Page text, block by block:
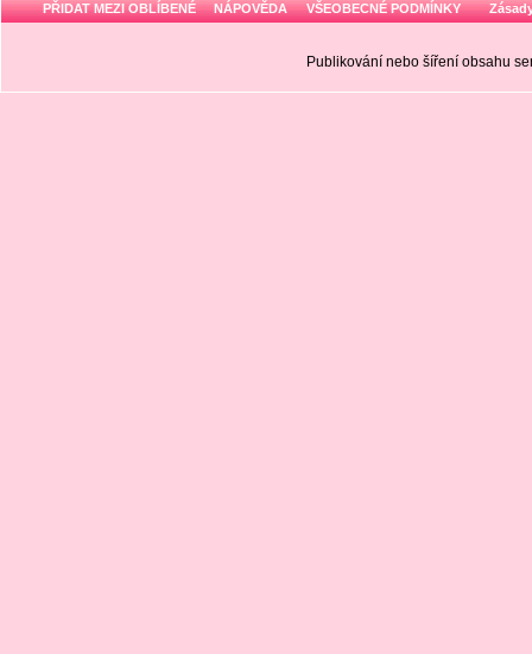
PŘIDAT MEZI OBLÍBENÉ NÁPOVĚDA VŠEOBECNÉ PODMÍNKY
Publikování nebo šíření obsahu